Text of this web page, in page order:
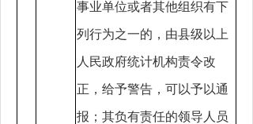
事业单位或者其他组织有下
列行为之一的，由县级以上
人民政府统计机构责令改
正，给予警告，可以予以通
报；其负有责任的领导人员